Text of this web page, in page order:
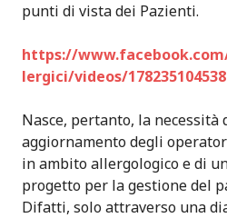
punti di vista dei Pazienti.
https://
lergici/videos/
Nasce, pertanto, la necessità
aggiornamento degli
in ambito allergologico e di
progetto per la gestione del
Difatti, solo attraverso una